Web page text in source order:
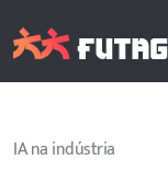
IA na indústria